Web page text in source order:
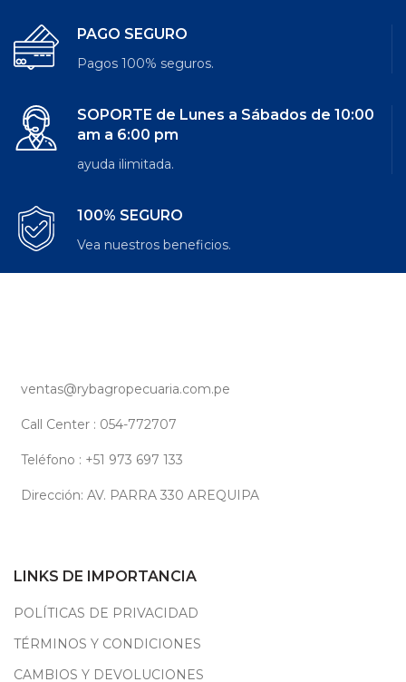
PAGO SEGURO
Pagos 100% seguros.
SOPORTE de Lunes a Sábados de 10:00
am a 6:00 pm
ayuda ilimitada.
100% SEGURO
Vea nuestros beneficios.
ventas@rybagropecuaria.com.pe
Call Center : 054-772707
Teléfono : +51 973 697 133
Dirección: AV. PARRA 330 AREQUIPA
LINKS DE IMPORTANCIA
POLÍTICAS DE PRIVACIDAD
TÉRMINOS Y CONDICIONES
CAMBIOS Y DEVOLUCIONES